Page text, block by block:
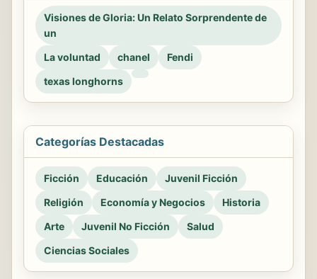
Visiones de Gloria: Un Relato Sorprendente de
un
La voluntad
chanel
Fendi
texas longhorns
Categorías Destacadas
Ficción Educación
Juvenil Ficción
Religión
Economía y Negocios
Historia
Arte
Juvenil No Ficción
Salud
Ciencias Sociales